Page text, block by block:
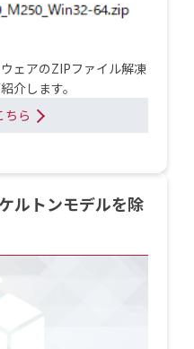
ェアのZIPファイル解凍
介します。
ちら
ルトンモデルを除